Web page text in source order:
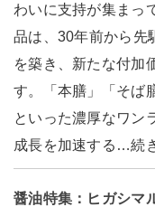
わいに支持が集まっ
品は、30年前から先
を築き、新たな付加
す。「本膳」「そば
といった濃厚なワン
成長を加速する…続
醤油特集：ヒガシ